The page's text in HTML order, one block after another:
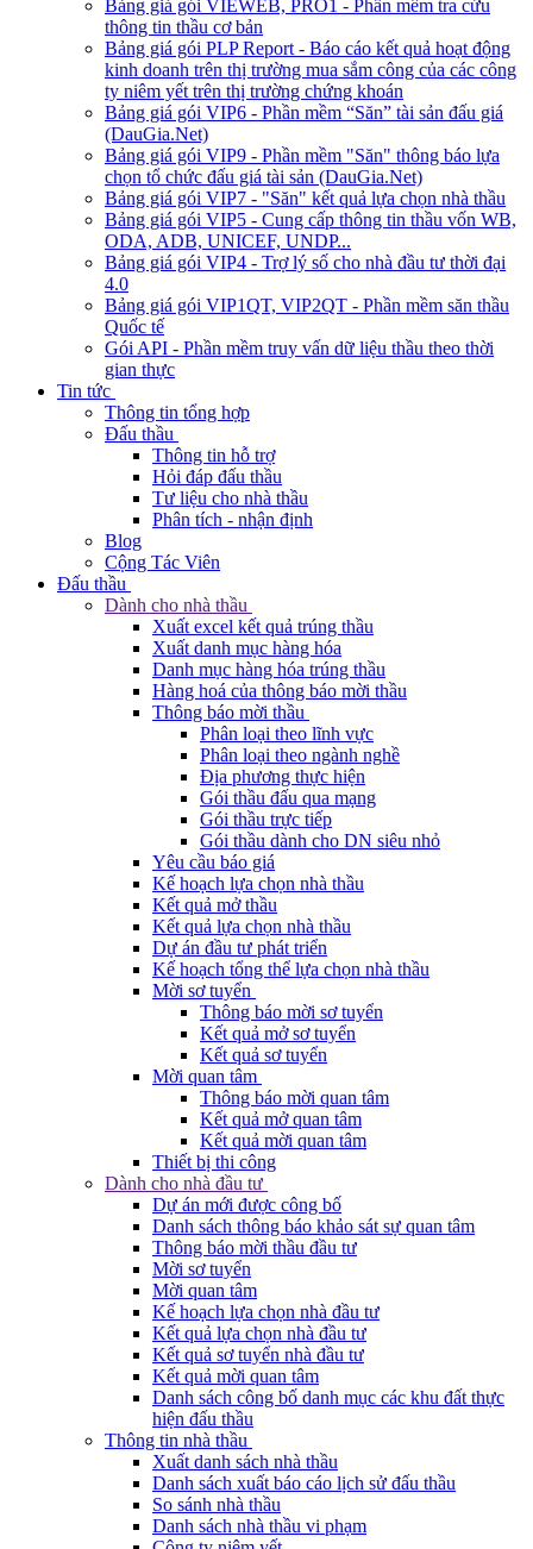
Bảng giá gói VIEWEB, PRO1 - Phần mềm tra cứu
thông tin thầu cơ bản
Bảng giá gói PLP Report - Báo cáo kết quả hoạt động
kinh doanh trên thị trường mua sắm công của các công
ty niêm yết trên thị trường chứng khoán
Bảng giá gói VIP6 - Phần mềm “Săn” tài sản đấu giá
(DauGia.Net)
Bảng giá gói VIP9 - Phần mềm "Săn" thông báo lựa
chọn tổ chức đấu giá tài sản (DauGia.Net)
Bảng giá gói VIP7 - "Săn" kết quả lựa chọn nhà thầu
Bảng giá gói VIP5 - Cung cấp thông tin thầu vốn WB,
ODA, ADB, UNICEF, UNDP...
Bảng giá gói VIP4 - Trợ lý số cho nhà đầu tư thời đại
4.0
Bảng giá gói VIP1QT, VIP2QT - Phần mềm săn thầu
Quốc tế
Gói API - Phần mềm truy vấn dữ liệu thầu theo thời
gian thực
Tin tức
Thông tin tổng hợp
Đấu thầu
Thông tin hỗ trợ
Hỏi đáp đấu thầu
Tư liệu cho nhà thầu
Phân tích - nhận định
Blog
Cộng Tác Viên
Đấu thầu
Dành cho nhà thầu
Xuất excel kết quả trúng thầu
Xuất danh mục hàng hóa
Danh mục hàng hóa trúng thầu
Hàng hoá của thông báo mời thầu
Thông báo mời thầu
Phân loại theo lĩnh vực
Phân loại theo ngành nghề
Địa phương thực hiện
Gói thầu đấu qua mạng
Gói thầu trực tiếp
Gói thầu dành cho DN siêu nhỏ
Yêu cầu báo giá
Kế hoạch lựa chọn nhà thầu
Kết quả mở thầu
Kết quả lựa chọn nhà thầu
Dự án đầu tư phát triển
Kế hoạch tổng thể lựa chọn nhà thầu
Mời sơ tuyển
Thông báo mời sơ tuyển
Kết quả mở sơ tuyển
Kết quả sơ tuyển
Mời quan tâm
Thông báo mời quan tâm
Kết quả mở quan tâm
Kết quả mời quan tâm
Thiết bị thi công
Dành cho nhà đầu tư
Dự án mới được công bố
Danh sách thông báo khảo sát sự quan tâm
Thông báo mời thầu đầu tư
Mời sơ tuyển
Mời quan tâm
Kế hoạch lựa chọn nhà đầu tư
Kết quả lựa chọn nhà đầu tư
Kết quả sơ tuyển nhà đầu tư
Kết quả mời quan tâm
Danh sách công bố danh mục các khu đất thực
hiện đấu thầu
Thông tin nhà thầu
Xuất danh sách nhà thầu
Danh sách xuất báo cáo lịch sử đấu thầu
So sánh nhà thầu
Danh sách nhà thầu vi phạm